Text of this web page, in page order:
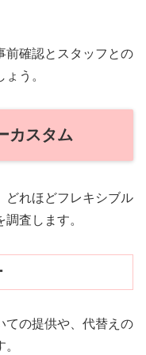
前確認とスタッフとの
う。
カスタム
どれほどフレキシブル
査します。
ての提供や、代替えの